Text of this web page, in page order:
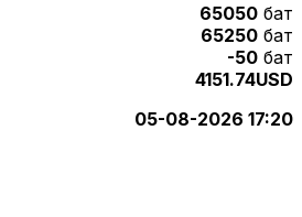
65050 бат
65250 бат
-50 бат
4151.74USD
05-08-2026 17:20